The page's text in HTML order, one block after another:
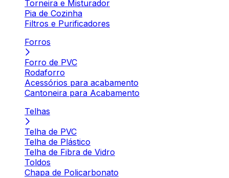
Torneira e Misturador
Pia de Cozinha
Filtros e Purificadores
Forros
Forro de PVC
Rodaforro
Acessórios para acabamento
Cantoneira para Acabamento
Telhas
Telha de PVC
Telha de Plástico
Telha de Fibra de Vidro
Toldos
Chapa de Policarbonato